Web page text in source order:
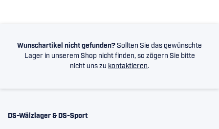
Wunschartikel nicht gefunden? Sollten Sie das gewünschte
Lager in unserem Shop nicht finden, so zögern Sie bitte
nicht uns zu kontaktieren.
DS-Wälzlager & DS-Sport